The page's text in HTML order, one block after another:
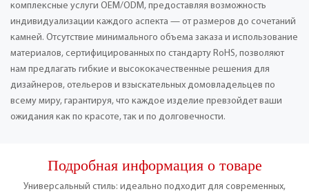
комплексные услуги OEM/ODM, предоставляя возможность
индивидуализации каждого аспекта — от размеров до сочетаний
камней. Отсутствие минимального объема заказа и использование
материалов, сертифицированных по стандарту RoHS, позволяют
нам предлагать гибкие и высококачественные решения для
дизайнеров, отельеров и взыскательных домовладельцев по
всему миру, гарантируя, что каждое изделие превзойдет ваши
ожидания как по красоте, так и по долговечности.
Подробная информация о товаре
Универсальный стиль: идеально подходит для современных,